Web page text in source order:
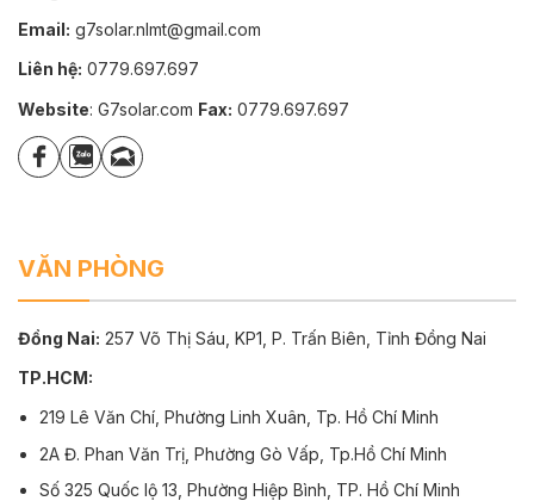
Email: g7solar.nlmt@gmail.com
Liên hệ: 0779.697.697
Website: G7solar.com Fax: 0779.697.697
VĂN PHÒNG
Đồng Nai: 257 Võ Thị Sáu, KP1, P. Trấn Biên, Tỉnh Đồng Nai
TP.HCM:
219 Lê Văn Chí, Phường Linh Xuân, Tp. Hồ Chí Minh
2A Đ. Phan Văn Trị, Phường Gò Vấp, Tp.Hồ Chí Minh
Số 325 Quốc lộ 13, Phường Hiệp Bình, TP. Hồ Chí Minh